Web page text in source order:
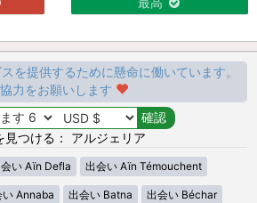
を提供するために懸命に働いています。
力をお願いします
つける： アルジェリア
い Aïn Defla 出会い Aïn Témouchent
い Annaba 出会い Batna 出会い Béchar